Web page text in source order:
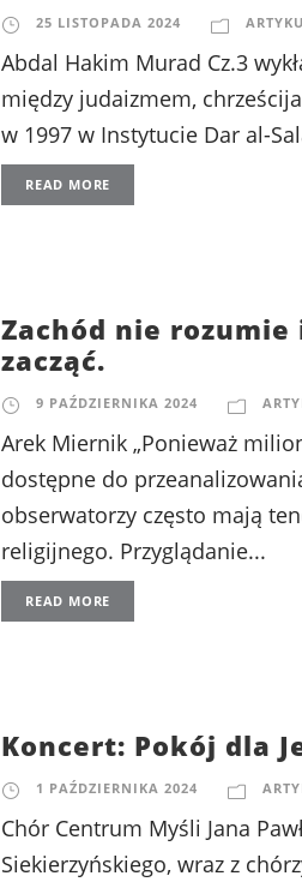
25 LISTOPADA 2024
Abdal Hakim Murad Cz.3
między judaizmem,
w 1997 w Instytucie Dar al-
READ MORE
Zachód nie rozumie
zacząć.
9 PAŹDZIERNIKA 2024
Arek Miernik „Ponieważ
dostępne do
obserwatorzy często mają
religijnego. Przyglądanie...
READ MORE
Koncert: Pokój dla
1 PAŹDZIERNIKA 2024
Chór Centrum Myśli Jana
Siekierzyńskiego, wraz z